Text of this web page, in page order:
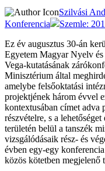
Szilvási
Konferencia
Szemle:
Ez év augusztus 30-án
Egyetem Magyar Nyelv
Vega-kutatásának
Minisztérium által
amelybe felsőoktatási
projektjének három évvel
kontextusában címet adva
részvételre, s a
területén belül a tanszék
vizsgálódásaik rész- és
évben egy-egy
közös kötetben megjelenő